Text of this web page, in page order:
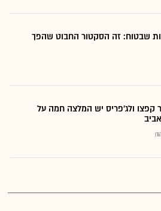
שבטוח: זה הסקטור החבוט שהפך
קפצו ולג'פריס יש המלצה חמה על